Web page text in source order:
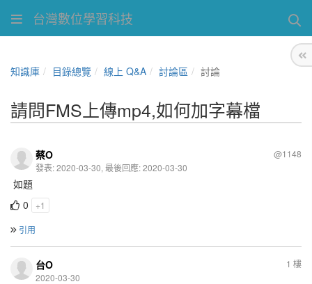
台灣數位學習科技
知識庫 目錄總覽 線上 Q&A 討論區 討論
請問FMS上傳mp4,如何加字幕檔
@1148
蔡O
發表: 2020-03-30, 最後回應: 2020-03-30
如題
0
+1
引用
1 樓
台O
2020-03-30